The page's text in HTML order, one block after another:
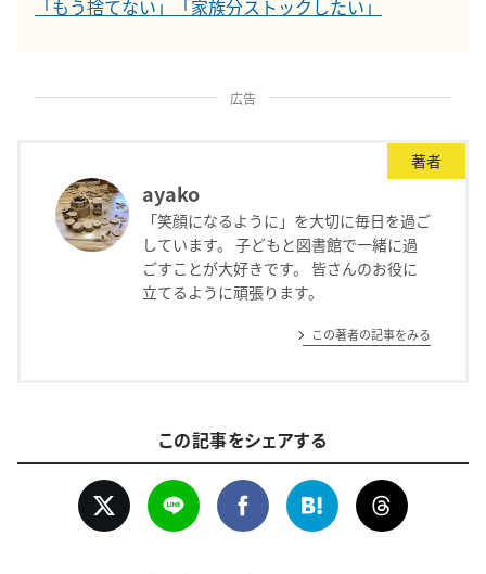
「もう捨てない」「家族分ストックしたい」
広告
著者
ayako
「笑顔になるように」を大切に毎日を過ご
しています。 子どもと図書館で一緒に過
ごすことが大好きです。 皆さんのお役に
立てるように頑張ります。
この著者の記事をみる
この記事をシェアする